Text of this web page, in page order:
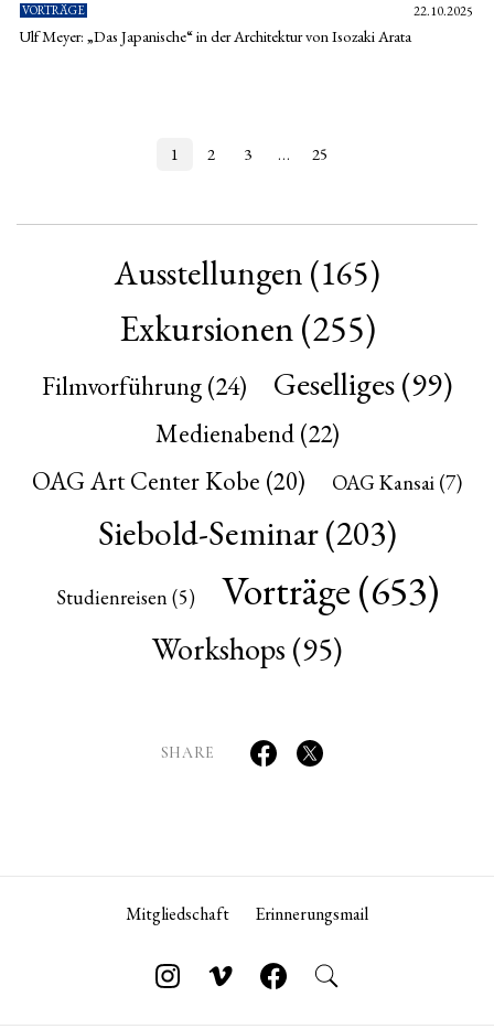
VORTRÄGE 22.10.2025
Ulf Meyer: „Das Japanische“ in der Architektur von Isozaki Arata
1 2 3 … 25
Ausstellungen (165)
Exkursionen(255)
Filmvorführung(24) Geselliges(99)
Medienabend(22)
OAG Art Center Kobe (20) OAG Kansai (7)
Siebold-Seminar(203)
Studienreisen(5) Vorträge(653)
Workshops (95)
SHARE
Mitgliedschaft Erinnerungsmail